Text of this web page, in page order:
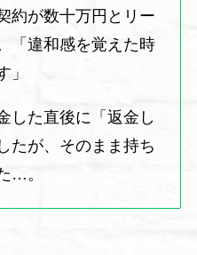
約が数十万円とリー
「違和感を覚えた時
」
した直後に「返金し
たが、そのまま持ち
…。